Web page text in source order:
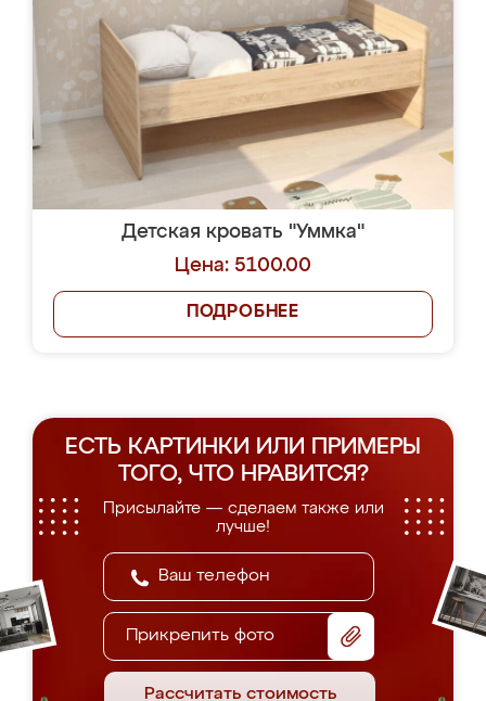
Детская кровать "Уммка"
Цена: 5100.00
ПОДРОБНЕЕ
ЕСТЬ КАРТИНКИ ИЛИ ПРИМЕРЫ
ТОГО, ЧТО НРАВИТСЯ?
Присылайте — сделаем также или
лучше!
Прикрепить фото
Рассчитать стоимость